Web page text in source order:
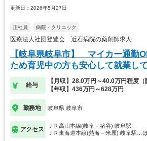
更新日：2026年5月27日
正社員 病院・クリニック
医療法人社団登豊会 近石病院の薬剤師求人
【岐阜県岐阜市】 マイカー通勤
ため育児中の方も安心して就業し
給与
【月収】28.0万円～40.0万円程度
【年収】436万円～628万円
勤務地 岐阜県 岐阜市
アクセス
ＪＲ高山本線(岐阜－猪谷) 岐阜駅
ＪＲ東海道本線(熱海－米原) 岐阜駅…